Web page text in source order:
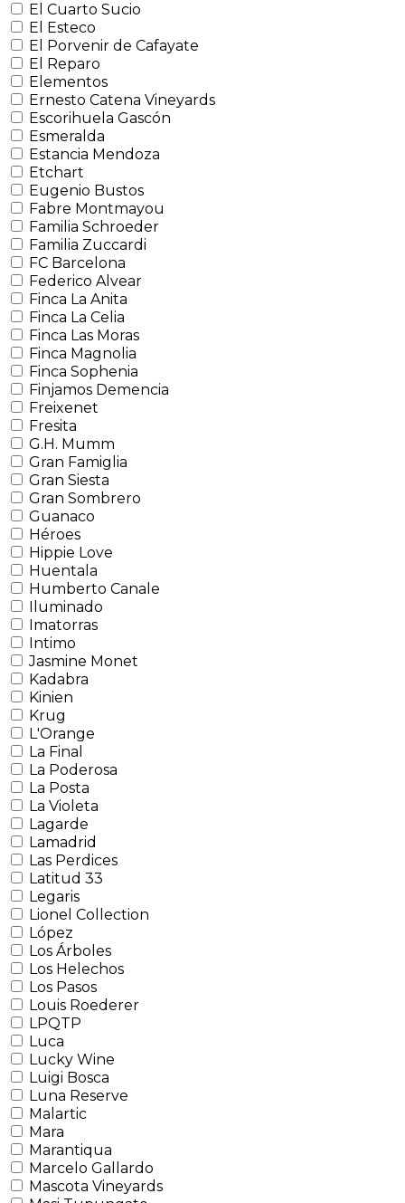
El Cuarto Sucio
El Esteco
El Porvenir de Cafayate
El Reparo
Elementos
Ernesto Catena Vineyards
Escorihuela Gascón
Esmeralda
Estancia Mendoza
Etchart
Eugenio Bustos
Fabre Montmayou
Familia Schroeder
Familia Zuccardi
FC Barcelona
Federico Alvear
Finca La Anita
Finca La Celia
Finca Las Moras
Finca Magnolia
Finca Sophenia
Finjamos Demencia
Freixenet
Fresita
G.H. Mumm
Gran Famiglia
Gran Siesta
Gran Sombrero
Guanaco
Héroes
Hippie Love
Huentala
Humberto Canale
Iluminado
Imatorras
Intimo
Jasmine Monet
Kadabra
Kinien
Krug
L'Orange
La Final
La Poderosa
La Posta
La Violeta
Lagarde
Lamadrid
Las Perdices
Latitud 33
Legaris
Lionel Collection
López
Los Árboles
Los Helechos
Los Pasos
Louis Roederer
LPQTP
Luca
Lucky Wine
Luigi Bosca
Luna Reserve
Malartic
Mara
Marantiqua
Marcelo Gallardo
Mascota Vineyards